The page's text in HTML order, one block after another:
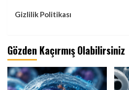
Gizlilik Politikası
Gözden Kaçırmış Olabilirsiniz